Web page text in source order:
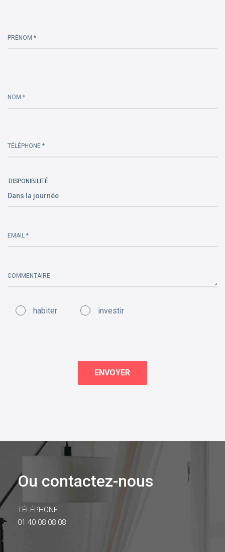
PRÉNOM *
this
NOM *
TÉLÉPHONE *
DISPONIBILITÉ
EMAIL *
COMMENTAIRE
habiter investir
Ou contactez-nous
TÉLÉPHONE
01 40 08 08 08